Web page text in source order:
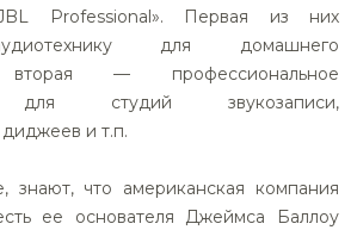
Professional». Первая из них
для домашнего
вторая — профессиональное
для студий звукозаписи,
и т.п.
знают, что американская компания
ее основателя Джеймса Баллоу